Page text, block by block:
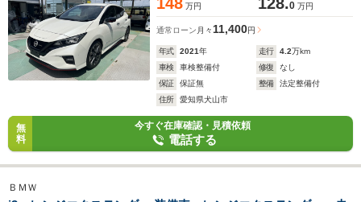
万円 0 万円
通常ローン 月々 11,400円
年式 2021年 走行 4.2万km
車検
車検整備付 修復
なし
保証
保証無 整備
法定整備付
住所
愛知県犬山市
無
料
今すぐ在庫確認・見積依頼
電話する
ＢＭＷ